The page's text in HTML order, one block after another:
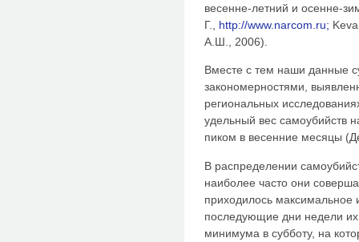
весенне-летний и осенне-
Г., http://www.narcom.ru;
А.Ш., 2006).
Вместе с тем наши данные
закономерностями,
региональных
удельный вес самоубийств
пиком в весенние месяцы
В распределении
наиболее часто они
приходилось максимальное
последующие дни недели их
минимума в субботу, на